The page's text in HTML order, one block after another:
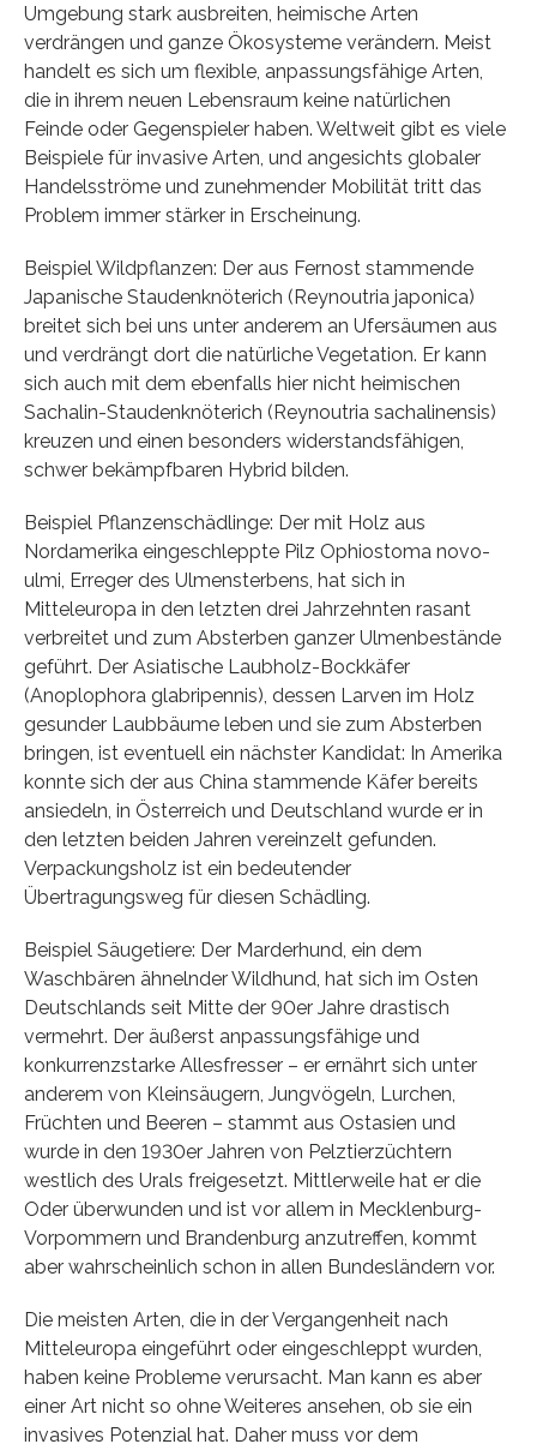
Umgebung stark ausbreiten, heimische Arten
verdrängen und ganze Ökosysteme verändern. Meist
handelt es sich um flexible, anpassungsfähige Arten,
die in ihrem neuen Lebensraum keine natürlichen
Feinde oder Gegenspieler haben. Weltweit gibt es viele
Beispiele für invasive Arten, und angesichts globaler
Handelsströme und zunehmender Mobilität tritt das
Problem immer stärker in Erscheinung.
Beispiel Wildpflanzen: Der aus Fernost stammende
Japanische Staudenknöterich (Reynoutria japonica)
breitet sich bei uns unter anderem an Ufersäumen aus
und verdrängt dort die natürliche Vegetation. Er kann
sich auch mit dem ebenfalls hier nicht heimischen
Sachalin-Staudenknöterich (Reynoutria sachalinensis)
kreuzen und einen besonders widerstandsfähigen,
schwer bekämpfbaren Hybrid bilden.
Beispiel Pflanzenschädlinge: Der mit Holz aus
Nordamerika eingeschleppte Pilz Ophiostoma novo-
ulmi, Erreger des Ulmensterbens, hat sich in
Mitteleuropa in den letzten drei Jahrzehnten rasant
verbreitet und zum Absterben ganzer Ulmenbestände
geführt. Der Asiatische Laubholz-Bockkäfer
(Anoplophora glabripennis), dessen Larven im Holz
gesunder Laubbäume leben und sie zum Absterben
bringen, ist eventuell ein nächster Kandidat: In Amerika
konnte sich der aus China stammende Käfer bereits
ansiedeln, in Österreich und Deutschland wurde er in
den letzten beiden Jahren vereinzelt gefunden.
Verpackungsholz ist ein bedeutender
Übertragungsweg für diesen Schädling.
Beispiel Säugetiere: Der Marderhund, ein dem
Waschbären ähnelnder Wildhund, hat sich im Osten
Deutschlands seit Mitte der 90er Jahre drastisch
vermehrt. Der äußerst anpassungsfähige und
konkurrenzstarke Allesfresser – er ernährt sich unter
anderem von Kleinsäugern, Jungvögeln, Lurchen,
Früchten und Beeren – stammt aus Ostasien und
wurde in den 1930er Jahren von Pelztierzüchtern
westlich des Urals freigesetzt. Mittlerweile hat er die
Oder überwunden und ist vor allem in Mecklenburg-
Vorpommern und Brandenburg anzutreffen, kommt
aber wahrscheinlich schon in allen Bundesländern vor.
Die meisten Arten, die in der Vergangenheit nach
Mitteleuropa eingeführt oder eingeschleppt wurden,
haben keine Probleme verursacht. Man kann es aber
einer Art nicht so ohne Weiteres ansehen, ob sie ein
invasives Potenzial hat. Daher muss vor dem